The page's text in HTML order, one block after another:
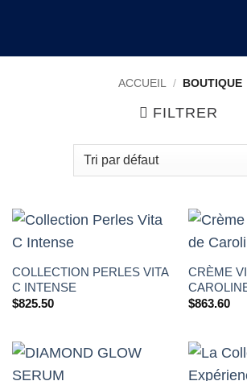
ACCUEIL / BOUTIQUE
FILTRER
COLLECTION PERLES VITA
C INTENSE
$825.50
CRÈME
$863.60